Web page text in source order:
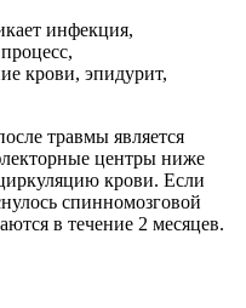
инфекция,
крови, эпидурит,
травмы является
центры ниже
крови. Если
спинномозговой
в течение 2 месяцев.